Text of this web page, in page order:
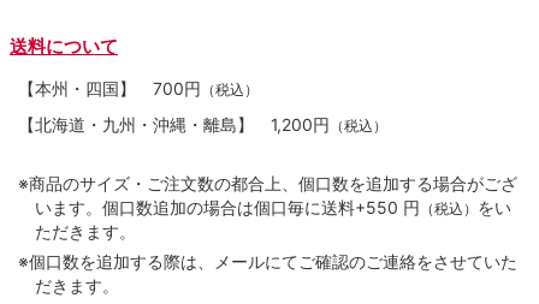
送料について
【本州・四国】 700円 （税込）
【北海道・九州・沖縄・離島】 1,200円 （税込）
※商品のサイズ・ご注文数の都合上、個口数を追加する場合がござ
います。個口数追加の場合は個口毎に送料+550 円 （税込） をい
ただきます。
※個口数を追加する際は、メールにてご確認のご連絡をさせていた
だきます。